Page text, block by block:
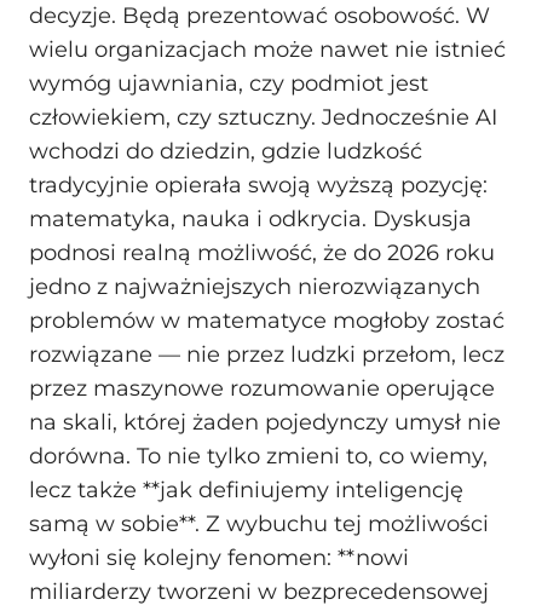
decyzje. Będą prezentować osobowość. W
wielu organizacjach może nawet nie istnieć
wymóg ujawniania, czy podmiot jest
człowiekiem, czy sztuczny. Jednocześnie AI
wchodzi do dziedzin, gdzie ludzkość
tradycyjnie opierała swoją wyższą pozycję:
matematyka, nauka i odkrycia. Dyskusja
podnosi realną możliwość, że do 2026 roku
jedno z najważniejszych nierozwiązanych
problemów w matematyce mogłoby zostać
rozwiązane — nie przez ludzki przełom, lecz
przez maszynowe rozumowanie operujące
na skali, której żaden pojedynczy umysł nie
dorówna. To nie tylko zmieni to, co wiemy,
lecz także **jak definiujemy inteligencję
samą w sobie**. Z wybuchu tej możliwości
wyłoni się kolejny fenomen: **nowi
miliarderzy tworzeni w bezprecedensowej